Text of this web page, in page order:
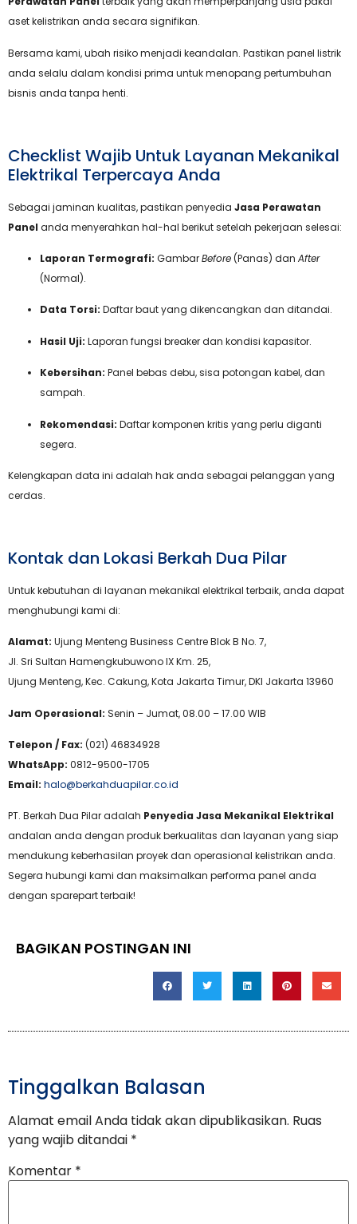
aset kelistrikan anda secara signifikan.
Bersama kami, ubah risiko menjadi keandalan. Pastikan panel listrik
anda selalu dalam kondisi prima untuk menopang pertumbuhan
bisnis anda tanpa henti.
Checklist Wajib Untuk Layanan Mekanikal
Elektrikal Terpercaya Anda
Sebagai jaminan kualitas, pastikan penyedia Jasa Perawatan
Panel anda menyerahkan hal-hal berikut setelah pekerjaan selesai:
Laporan Termografi: GambarBefore(Panas) dan After
(Normal).
Data Torsi: Daftar baut yang dikencangkan dan ditandai.
Hasil Uji: Laporan fungsi breaker dan kondisi kapasitor.
Kebersihan: Panel bebas debu, sisa potongan kabel, dan
sampah.
Rekomendasi: Daftar komponen kritis yang perlu diganti
segera.
Kelengkapan data ini adalah hak anda sebagai pelanggan yang
cerdas.
Kontak dan Lokasi Berkah Dua Pilar
Untuk kebutuhan di layanan mekanikal elektrikal terbaik, anda dapat
menghubungi kami di:
Alamat: Ujung Menteng Business Centre Blok B No. 7,
Jl. Sri Sultan Hamengkubuwono IX Km. 25,
Ujung Menteng, Kec. Cakung, Kota Jakarta Timur, DKI Jakarta 13960
Jam Operasional: Senin – Jumat, 08.00 – 17.00 WIB
Telepon / Fax: (021) 46834928
WhatsApp: 0812-9500-1705
Email: halo@berkahduapilar.co.id
PT. Berkah Dua Pilar adalah Penyedia Jasa Mekanikal Elektrikal
andalan anda dengan produk berkualitas dan layanan yang siap
mendukung keberhasilan proyek dan operasional kelistrikan anda.
Segera hubungi kami dan maksimalkan performa panel anda
dengan sparepart terbaik!
BAGIKAN POSTINGAN INI
Tinggalkan Balasan
Alamat email Anda tidak akan dipublikasikan. Ruas
yang wajib ditandai *
Komentar *